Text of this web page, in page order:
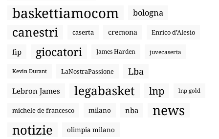
baskettiamocom bologna
canestri caserta cremona Enrico d’Alesio
fip giocatori James Harden juvecaserta
Kevin Durant LaNostraPassione Lba
Lebron James legabasket lnp lnp gold
michele de francesco milano nba news
notizie olimpia milano